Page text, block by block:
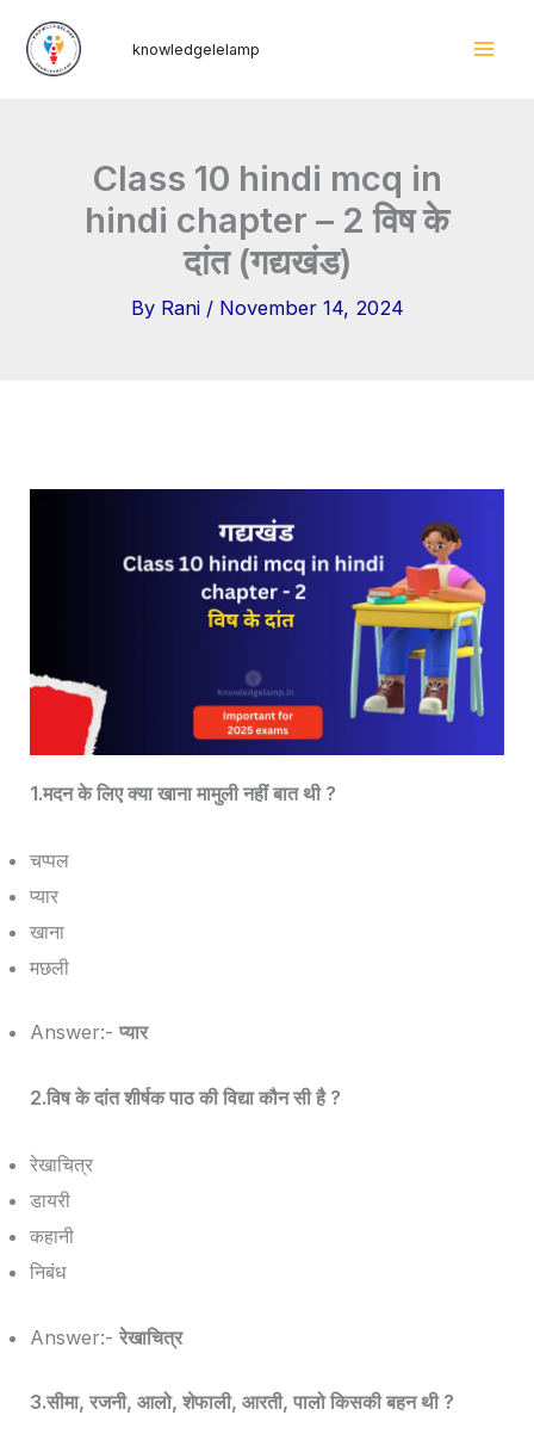
knowledgelelamp
Class 10 hindi mcq in
hindi chapter – 2 विष के
दांत (गद्यखंड)
By Rani / November 14, 2024
1.मदन के लिए क्या खाना मामुली नहीं बात थी ?
चप्पल
प्यार
खाना
मछली
Answer:-प्यार
2.विष के दांत शीर्षक पाठ की विद्या कौन सी है ?
रेखाचित्र
डायरी
कहानी
निबंध
Answer:-रेखाचित्र
3.सीमा, रजनी, आलो, शेफाली, आरती, पालो किसकी बहन थी ?